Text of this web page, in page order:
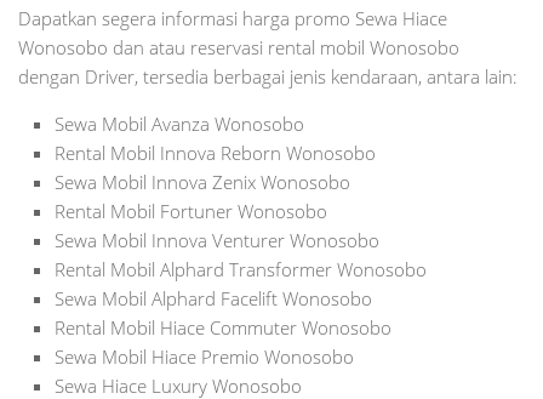
Dapatkan segera informasi harga promo Sewa Hiace
Wonosobo dan atau reservasi rental mobil Wonosobo
dengan Driver, tersedia berbagai jenis kendaraan, antara lain:
Sewa Mobil Avanza Wonosobo
Rental Mobil Innova Reborn Wonosobo
Sewa Mobil Innova Zenix Wonosobo
Rental Mobil Fortuner Wonosobo
Sewa Mobil Innova Venturer Wonosobo
Rental Mobil Alphard Transformer Wonosobo
Sewa Mobil Alphard Facelift Wonosobo
Rental Mobil Hiace Commuter Wonosobo
Sewa Mobil Hiace Premio Wonosobo
Sewa Hiace Luxury Wonosobo